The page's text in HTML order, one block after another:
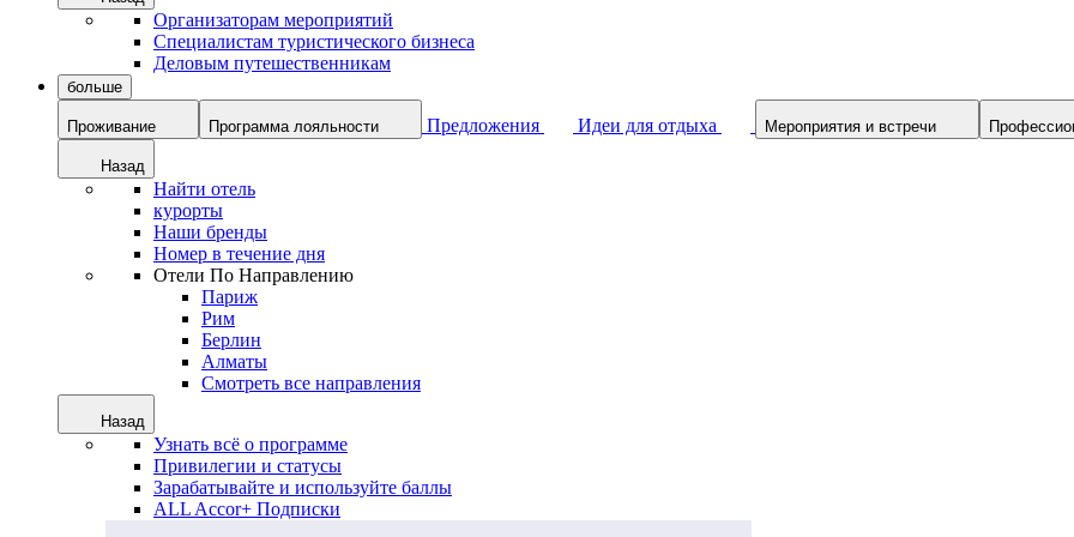
Организаторам мероприятий
Специалистам туристического бизнеса
Деловым путешественникам
больше
Проживание Программа лояльности Предложения Идеи для отдыха Мероприятия и встречи
Назад
Найти отель
курорты
Наши бренды
Номер в течение дня
Отели По Направлению
Париж
Рим
Берлин
Алматы
Смотреть все направления
Назад
Узнать всё о программе
Привилегии и статусы
Зарабатывайте и используйте баллы
ALL Accor+ Подписки